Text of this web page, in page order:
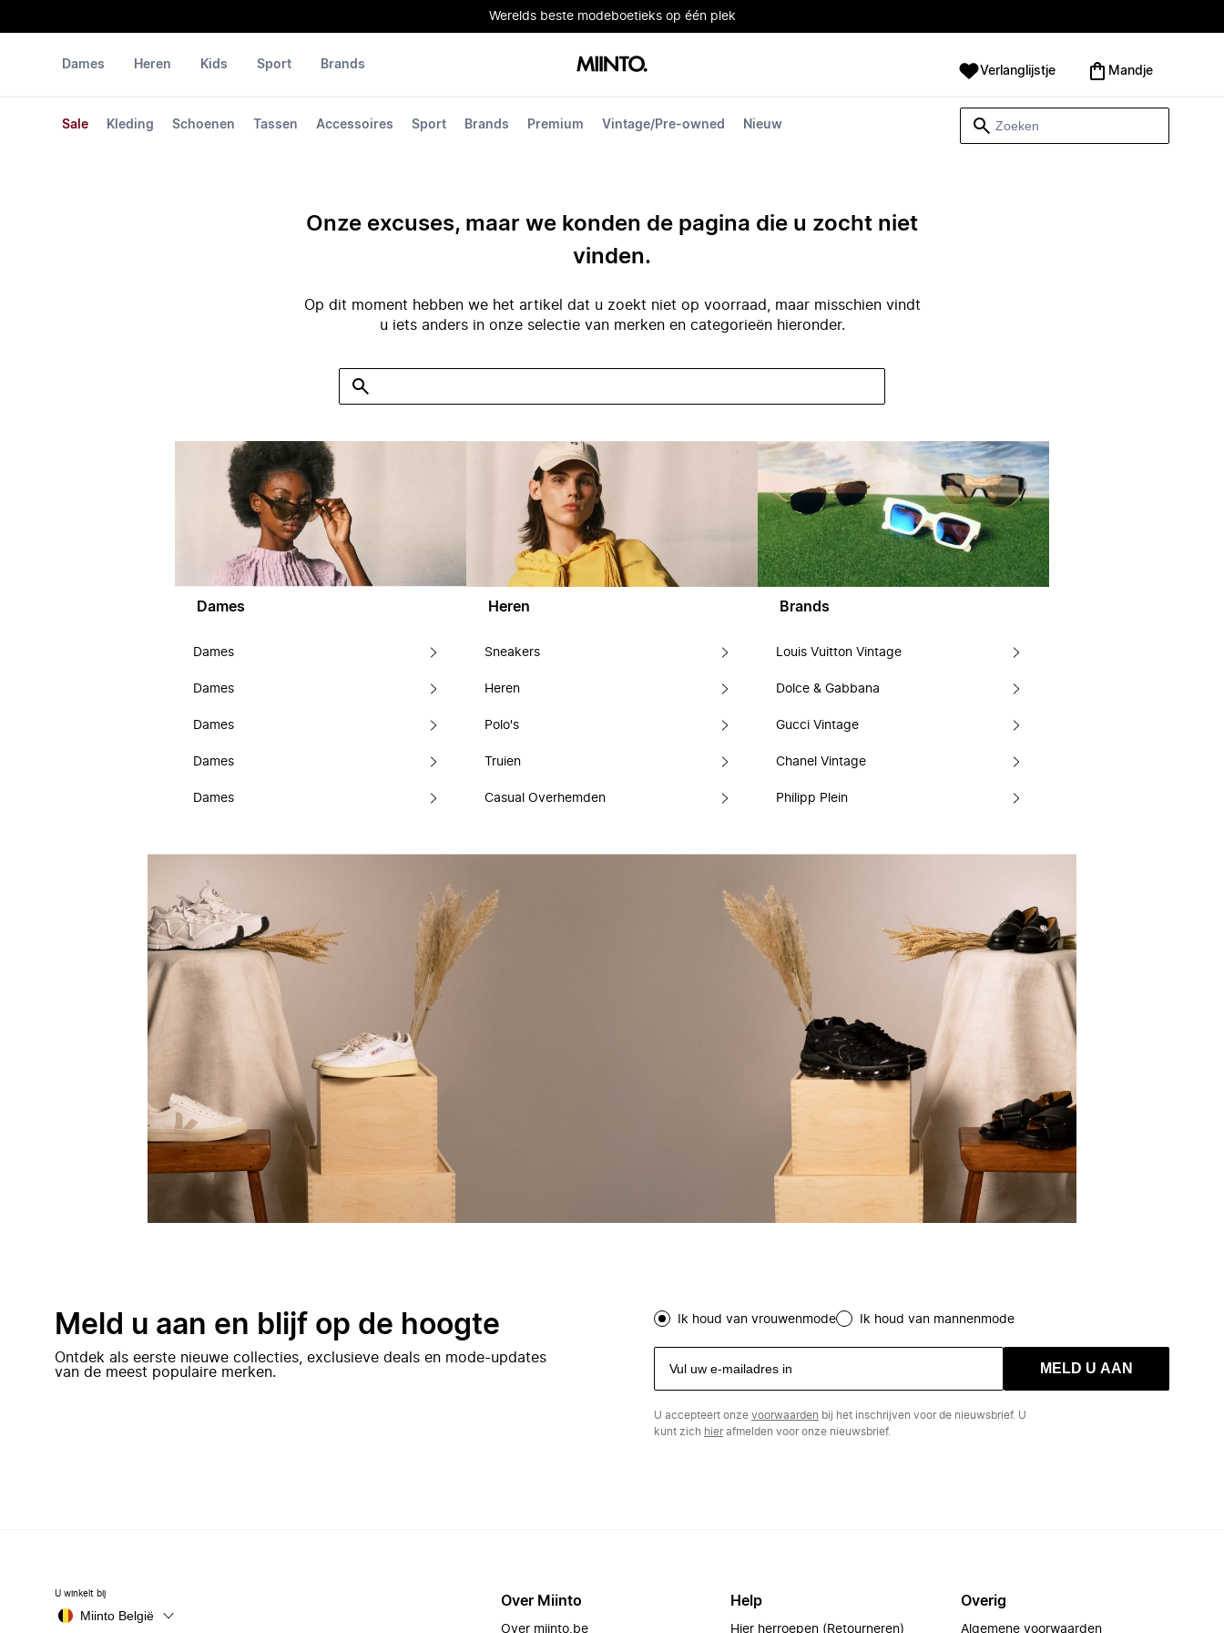
Werelds beste modeboetieks op één plek
Dames
Sale Kleding Schoenen Tassen Accessoires Sport Brands Premium Vintage/Pre-owned Nieuw
Heren Kids Sport Brands Verlanglijstje Mandje
Onze excuses, maar we konden de pagina die u zocht niet
vinden.
Op dit moment hebben we het artikel dat u zoekt niet op voorraad, maar misschien vindt
u iets anders in onze selectie van merken en categorieën hieronder.
Dames
Dames
Dames
Dames
Dames
Dames
Heren
Sneakers
Heren
Polo's
Truien
Casual Overhemden
Brands
Louis Vuitton Vintage
Dolce & Gabbana
Gucci Vintage
Chanel Vintage
Philipp Plein
Meld u aan en blijf op de hoogte
Ontdek als eerste nieuwe collecties, exclusieve deals en mode-updates
van de meest populaire merken.
Ik houd van vrouwenmode Ik houd van mannenmode
MELD U AAN
U accepteert onze voorwaarden bij het inschrijven voor de nieuwsbrief. U
kunt zich hierafmelden voor onze nieuwsbrief.
U winkelt bij
Miinto België
Over Miinto
Over miinto.be
Help
Hier herroepen (Retourneren)
Overig
Algemene voorwaarden